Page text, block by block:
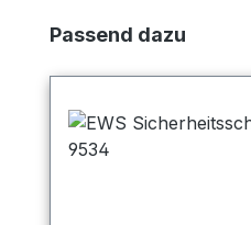
Produktgalerie überspringen
Passend dazu